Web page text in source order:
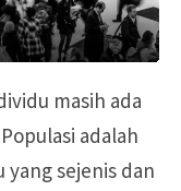
masih ada
adalah
sejenis dan